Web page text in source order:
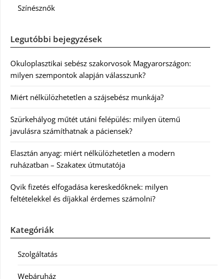
Színésznők
Legutóbbi bejegyzések
Okuloplasztikai sebész szakorvosok Magyarországon:
milyen szempontok alapján válasszunk?
Miért nélkülözhetetlen a szájsebész munkája?
Szürkehályog műtét utáni felépülés: milyen ütemű
javulásra számíthatnak a páciensek?
Elasztán anyag: miért nélkülözhetetlen a modern
ruházatban – Szakatex útmutatója
Qvik fizetés elfogadása kereskedőknek: milyen
feltételekkel és díjakkal érdemes számolni?
Kategóriák
Szolgáltatás
Webáruház